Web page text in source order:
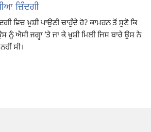
ਜ਼ਿੰਦਗੀ
ਵਿਚ ਖ਼ੁਸ਼ੀ ਪਾਉਣੀ ਚਾਹੁੰਦੇ ਹੋ? ਕਾਮਰਨ ਤੋਂ ਸੁਣੋ ਕਿ
ਨੂੰ ਐਸੀ ਜਗ੍ਹਾ ʼਤੇ ਜਾ ਕੇ ਖ਼ੁਸ਼ੀ ਮਿਲੀ ਜਿਸ ਬਾਰੇ ਉਸ ਨੇ
ਸੀ।